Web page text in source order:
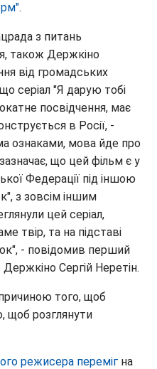
.
з питань
також Держкіно
від громадських
серіал "Я дарую тобі
посвідчення, має
в Росії, -
ознаками, мова йде про
що цей фільм є у
Федерації під іншою
з зовсім іншим
цей серіал,
твір, та на підставі
- повідомив перший
Сергій Неретін.
того, щоб
щоб розглянути
режисера переміг на